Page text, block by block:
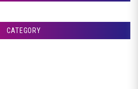
ル、パテ入れです♪
CATEGORY